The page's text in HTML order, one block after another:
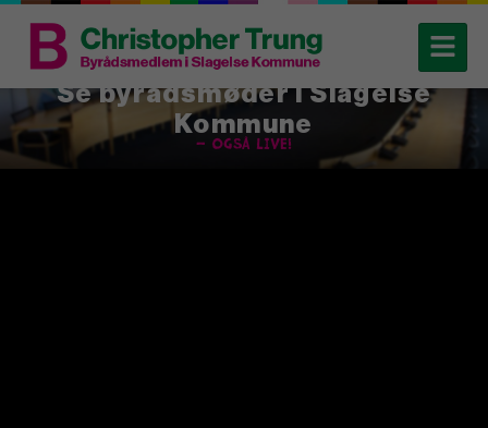
Se byrådsmøder i Slagelse
Kommune
– også live!